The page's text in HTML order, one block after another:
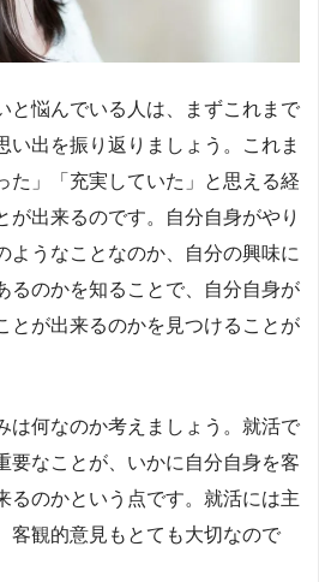
と悩んでいる人は、まずこれまで
い出を振り返りましょう。これま
た」「充実していた」と思える経
が出来るのです。自分自身がやり
ようなことなのか、自分の興味に
るのかを知ることで、自分自身が
とが出来るのかを見つけることが
は何なのか考えましょう。就活で
要なことが、いかに自分自身を客
るのかという点です。就活には主
客観的意見もとても大切なので